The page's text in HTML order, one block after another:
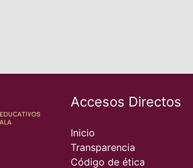
Accesos Directos
Inicio
Transparencia
Código de ética